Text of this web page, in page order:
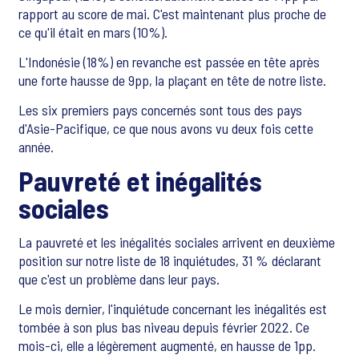
rapport au score de mai. C'est maintenant plus proche de
ce qu'il était en mars (10%).
L'Indonésie (18%) en revanche est passée en tête après
une forte hausse de 9pp, la plaçant en tête de notre liste.
Les six premiers pays concernés sont tous des pays
d'Asie-Pacifique, ce que nous avons vu deux fois cette
année.
Pauvreté et inégalités
sociales
La pauvreté et les inégalités sociales arrivent en deuxième
position sur notre liste de 18 inquiétudes, 31 % déclarant
que c'est un problème dans leur pays.
Le mois dernier, l'inquiétude concernant les inégalités est
tombée à son plus bas niveau depuis février 2022. Ce
mois-ci, elle a légèrement augmenté, en hausse de 1pp.